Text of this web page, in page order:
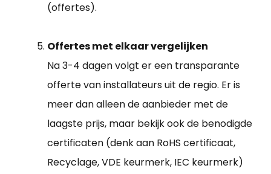
(offertes).
Offertes met elkaar vergelijken
Na 3-4 dagen volgt er een transparante
offerte van installateurs uit de regio. Er is
meer dan alleen de aanbieder met de
laagste prijs, maar bekijk ook de benodigde
certificaten (denk aan RoHS certificaat,
Recyclage, VDE keurmerk, IEC keurmerk)